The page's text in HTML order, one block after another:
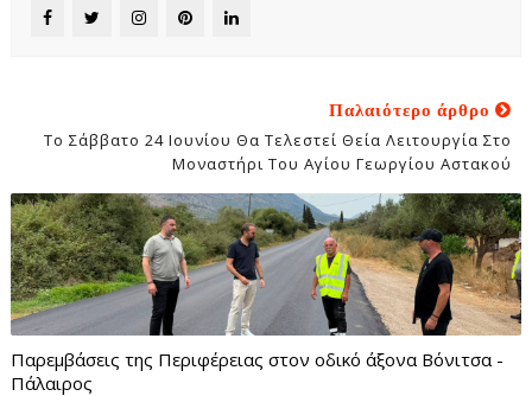
Παλαιότερο άρθρο
Το Σάββατο 24 Ιουνίου Θα Τελεστεί Θεία Λειτουργία Στο
Μοναστήρι Του Αγίου Γεωργίου Αστακού
Παρεμβάσεις της Περιφέρειας στον οδικό άξονα Βόνιτσα -
Πάλαιρος